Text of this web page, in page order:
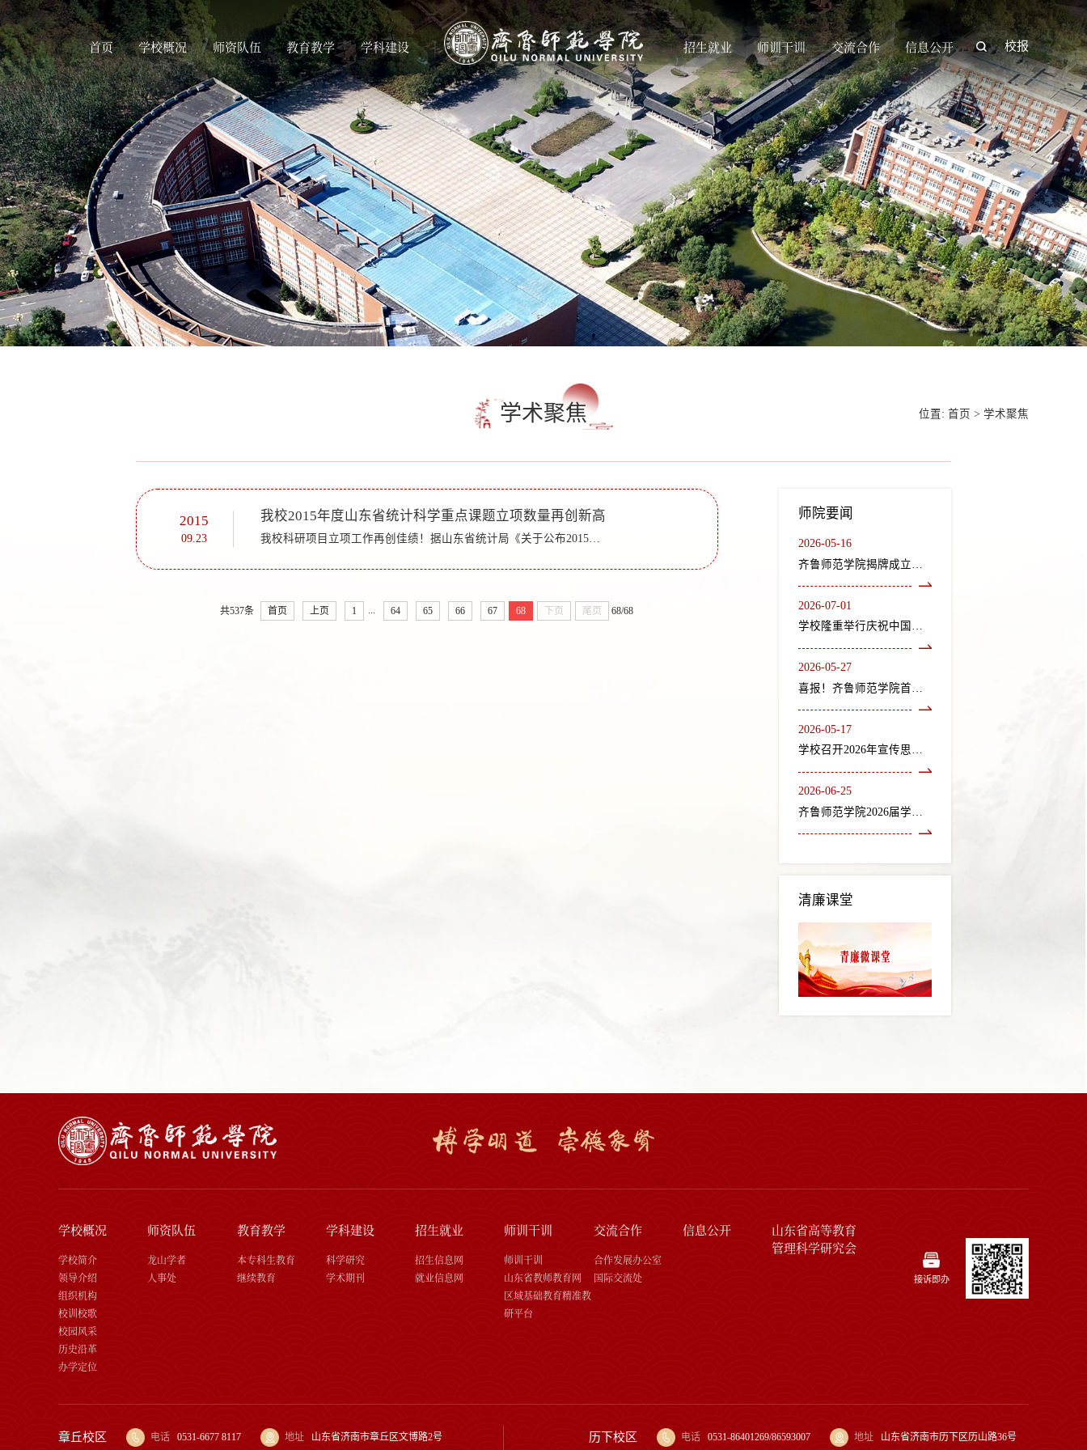
首页 学校概况 师资队伍 教育教学 学科建设 招生就业 师训干训 交流合作 信息公开 校报
学术聚焦 位置: 首页 > 学术聚焦
2015
09.23
我校2015年度山东省统计科学重点课题立项数量再创新高
我校科研项目立项工作再创佳绩！据山东省统计局《关于公布2015年度全省统计科研重点课题的通知》（鲁统字〔2015〕63号），我校喜获10项科研项目立项，其中重点项目2项，一般项目8项。
共537条 首页 上页 1 ... 64 65 66 67 68 下页 尾页 68/68
师院要闻
2026-05-16
2026-07-01
学校隆重举行庆祝中国共产党成立105周年“七一”表彰大会暨《长歌尽美》艺术党课
2026-05-27
2026-05-17
学校召开2026年宣传思想文化工作会议
2026-06-25
清廉课堂
学校概况
学校简介
领导介绍
组织机构
校训校歌
校园风采
历史沿革
办学定位
师资队伍
龙山学者
人事处
教育教学
本专科生教育
继续教育
学科建设
科学研究
学术期刊
招生就业
招生信息网
就业信息网
师训干训
师训干训
山东省教师教育网
区域基础教育精准教
研平台
交流合作
合作发展办公室
国际交流处
信息公开
山东省高等教育
管理科学研究会
接诉即办
章丘校区 电话 0531-6677 8117 地址 山东省济南市章丘区文博路2号 历下校区 电话 0531-86401269/86593007 地址 山东省济南市历下区历山路36号